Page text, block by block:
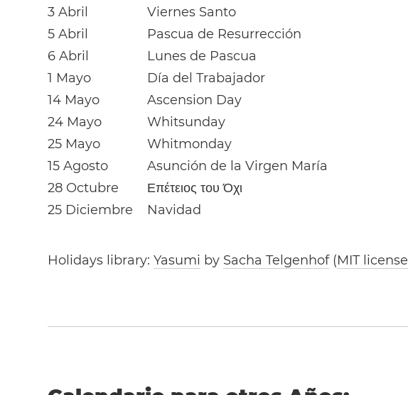
3 Abril
Viernes Santo
5 Abril
Pascua de Resurrección
6 Abril
Lunes de Pascua
1 Mayo
Día del Trabajador
14 Mayo
Ascension Day
24 Mayo
Whitsunday
25 Mayo
Whitmonday
15 Agosto
Asunción de la Virgen María
28 Octubre
Επέτειος του Όχι
25 Diciembre
Navidad
Holidays library:Yasumi by Sacha Telgenhof(MIT license